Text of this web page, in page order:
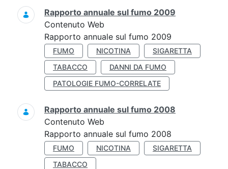
Rapporto annuale sul fumo 2009
Contenuto Web
Rapporto annuale sul fumo 2009
FUMO NICOTINA
SIGARETTA
TABACCO
DANNI DA FUMO
PATOLOGIE FUMO-CORRELATE
Rapporto annuale sul fumo 2008
Contenuto Web
Rapporto annuale sul fumo 2008
FUMO NICOTINA
SIGARETTA
TABACCO